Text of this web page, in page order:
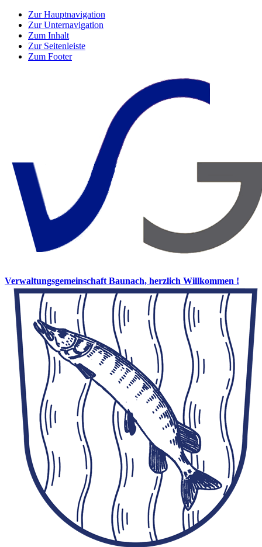
Zur Hauptnavigation
Zur Unternavigation
Zum Inhalt
Zur Seitenleiste
Zum Footer
Verwaltungsgemeinschaft Baunach, herzlich Willkommen !